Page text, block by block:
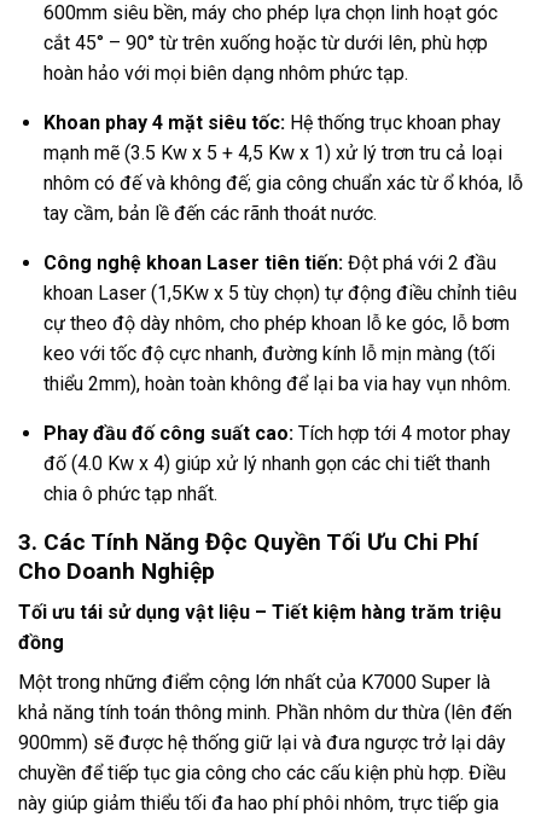
600mm siêu bền, máy cho phép lựa chọn linh hoạt góc
cắt 45° – 90° từ trên xuống hoặc từ dưới lên, phù hợp
hoàn hảo với mọi biên dạng nhôm phức tạp.
Khoan phay 4 mặt siêu tốc:Hệ thống trục khoan phay
mạnh mẽ (3.5 Kw x 5 + 4,5 Kw x 1) xử lý trơn tru cả loại
nhôm có đế và không đế; gia công chuẩn xác từ ổ khóa, lỗ
tay cầm, bản lề đến các rãnh thoát nước.
Công nghệ khoan Laser tiên tiến:Đột phá với 2 đầu
khoan Laser (1,5Kw x 5 tùy chọn) tự động điều chỉnh tiêu
cự theo độ dày nhôm, cho phép khoan lỗ ke góc, lỗ bơm
keo với tốc độ cực nhanh, đường kính lỗ mịn màng (tối
thiểu 2mm), hoàn toàn không để lại ba via hay vụn nhôm.
Phay đầu đố công suất cao:Tích hợp tới 4 motor phay
đố (4.0 Kw x 4) giúp xử lý nhanh gọn các chi tiết thanh
chia ô phức tạp nhất.
3. Các Tính Năng Độc Quyền Tối Ưu Chi Phí
Cho Doanh Nghiệp
Tối ưu tái sử dụng vật liệu – Tiết kiệm hàng trăm triệu
đồng
Một trong những điểm cộng lớn nhất của K7000 Super là
khả năng tính toán thông minh. Phần nhôm dư thừa (lên đến
900mm) sẽ được hệ thống giữ lại và đưa ngược trở lại dây
chuyền để tiếp tục gia công cho các cấu kiện phù hợp. Điều
này giúp giảm thiểu tối đa hao phí phôi nhôm, trực tiếp gia